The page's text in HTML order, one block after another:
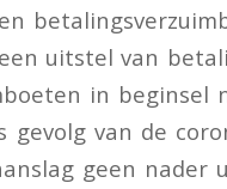
uitstel van
in
gevolg van de
geen